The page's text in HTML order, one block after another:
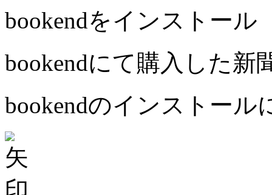
bookendをインストール
bookendにて購入した新
bookendのインストール